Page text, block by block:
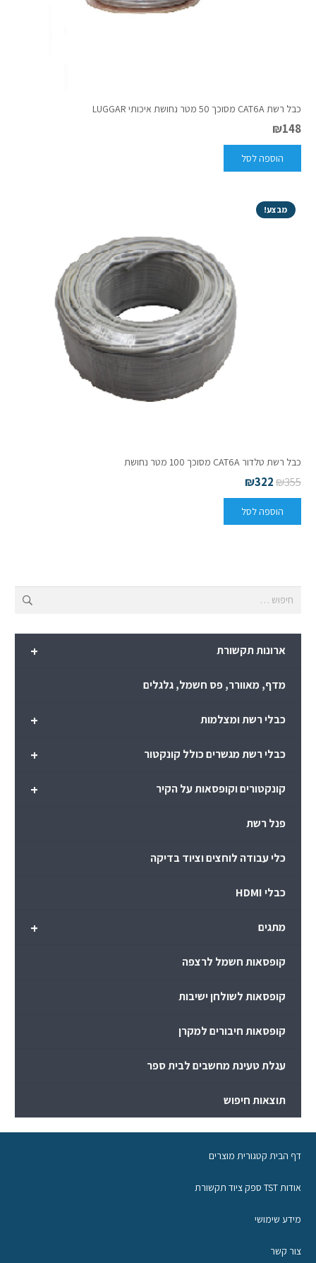
כבל רשת CAT6A מסוכך 50 מטר נחושת איכותי LUGGAR
₪148
הוספה לסל
מבצע!
כבל רשת טלדור CAT6A מסוכך 100 מטר נחושת
₪355
₪322
הוספה לסל
+ ארונות תקשורת
מדף, מאוורר, פס חשמל, גלגלים
+ כבלי רשת ומצלמות
+ כבלי רשת מגשרים כולל קונקטור
+ קונקטורים וקופסאות על הקיר
פנל רשת
כלי עבודה לוחצים וציוד בדיקה
כבלי HDMI
+ מתגים
קופסאות חשמל לרצפה
קופסאות לשולחן ישיבות
קופסאות חיבורים למקרן
עגלת טעינת מחשבים לבית ספר
תוצאות חיפוש
דף הבית קטגורית מוצרים
אודות TST ספק ציוד תקשורת
מידע שימושי
צור קשר